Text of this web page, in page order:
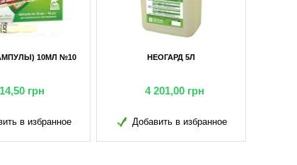
10МЛ №10
грн
в избранное
НЕОГАРД 5Л
4 201,00 грн
Добавить в избранное